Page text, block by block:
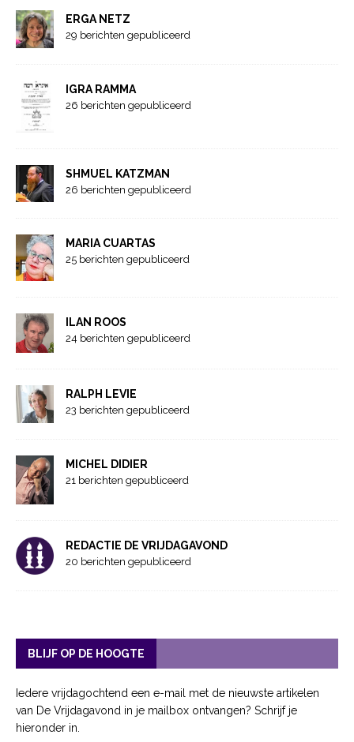
ERGA NETZ
29 berichten gepubliceerd
IGRA RAMMA
26 berichten gepubliceerd
SHMUEL KATZMAN
26 berichten gepubliceerd
MARIA CUARTAS
25 berichten gepubliceerd
ILAN ROOS
24 berichten gepubliceerd
RALPH LEVIE
23 berichten gepubliceerd
MICHEL DIDIER
21 berichten gepubliceerd
REDACTIE DE VRIJDAGAVOND
20 berichten gepubliceerd
BLIJF OP DE HOOGTE
Iedere vrijdagochtend een e-mail met de nieuwste artikelen
van De Vrijdagavond in je mailbox ontvangen? Schrijf je
hieronder in.